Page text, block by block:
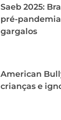
Saeb 2025:
pré-
gargalos
American
crianças e